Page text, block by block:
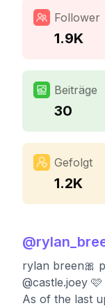
Follower
1.9K
Beiträge
30
Gefolgt
1.2K
@
rylan breen🎀
@castle.joey 🩷
As of the last